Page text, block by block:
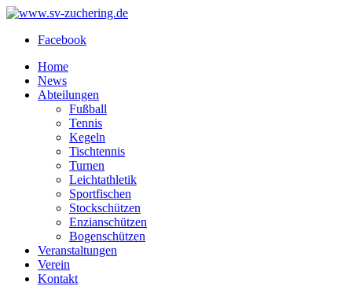
Facebook
Home
News
Abteilungen
Fußball
Tennis
Kegeln
Tischtennis
Turnen
Leichtathletik
Sportfischen
Stockschützen
Enzianschützen
Bogenschützen
Veranstaltungen
Verein
Kontakt